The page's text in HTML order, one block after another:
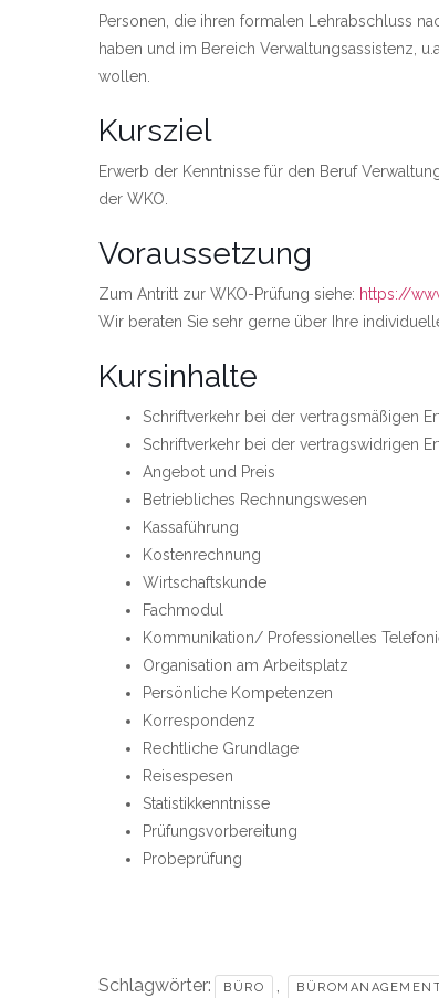
Personen, die ihren formalen Lehrabschluss
haben und im Bereich Verwaltungsassistenz,
wollen.
Kursziel
Erwerb der Kenntnisse für den Beruf
der WKO.
Voraussetzung
Zum Antritt zur WKO-Prüfung siehe: https://
Wir beraten Sie sehr gerne über Ihre
Kursinhalte
Schriftverkehr bei der vertragsmäßigen
Schriftverkehr bei der vertragswidrigen
Angebot und Preis
Betriebliches Rechnungswesen
Kassaführung
Kostenrechnung
Wirtschaftskunde
Fachmodul
Kommunikation/ Professionelles
Organisation am Arbeitsplatz
Persönliche Kompetenzen
Korrespondenz
Rechtliche Grundlage
Reisespesen
Statistikkenntnisse
Prüfungsvorbereitung
Probeprüfung
Schlagwörter: BÜRO ,